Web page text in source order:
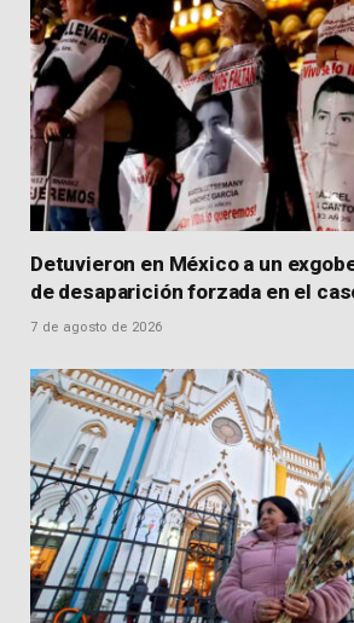
Detuvieron en México a un
de desaparición forzada en el
7 de agosto de 2026